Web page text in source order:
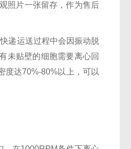
照片一张留存，作为售后
递运送过程中会因振动脱
未贴壁的细胞需要离心回
度达70%-80%以上，可以